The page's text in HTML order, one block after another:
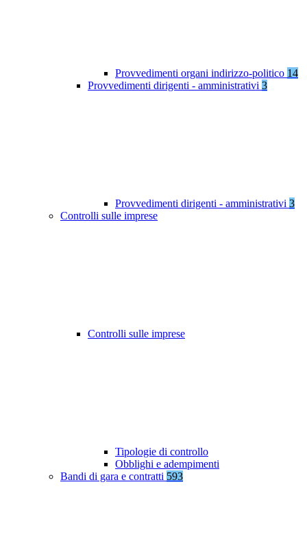
Provvedimenti organi indirizzo-politico 14
Provvedimenti dirigenti - amministrativi 3
Provvedimenti dirigenti - amministrativi 3
Controlli sulle imprese
Controlli sulle imprese
Tipologie di controllo
Obblighi e adempimenti
Bandi di gara e contratti 593